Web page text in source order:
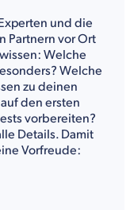
und die
Partnern vor Ort
Welche
Welche
zu deinen
den ersten
vorbereiten?
Details. Damit
Vorfreude: